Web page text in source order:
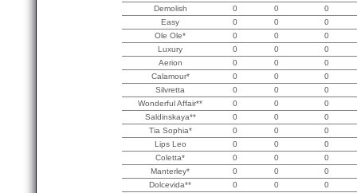
Demolish
0 0
0
Easy
0 0
0
Ole Ole*
0 0
0
Luxury
0 0
0
Aerion
0 0
0
Calamour*
0 0
0
Silvretta
0 0
0
Wonderful Affair**
0 0
0
Saldinskaya**
0 0
0
Tia Sophia*
0 0
0
Lips Leo
0 0
0
Coletta*
0 0
0
Manterley*
0 0
0
Dolcevida**
0 0
0